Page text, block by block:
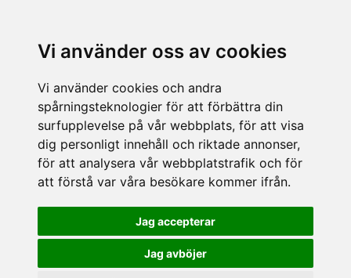
Vi använder oss av cookies
Vi använder cookies och andra
spårningsteknologier för att förbättra din
surfupplevelse på vår webbplats, för att visa
dig personligt innehåll och riktade annonser,
för att analysera vår webbplatstrafik och för
att förstå var våra besökare kommer ifrån.
Jag accepterar
Jag avböjer